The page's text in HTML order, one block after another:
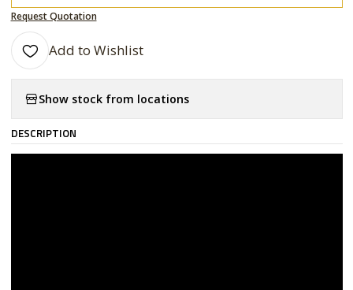
Request Quotation
Add to Wishlist
Show stock from locations
DESCRIPTION